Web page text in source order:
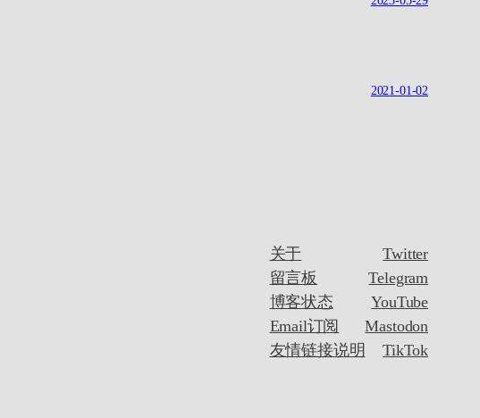
2021-01-02
关于
留言板
博客状态
Email订阅
友情链接说明
Twitter
Telegram
YouTube
Mastodon
TikTok